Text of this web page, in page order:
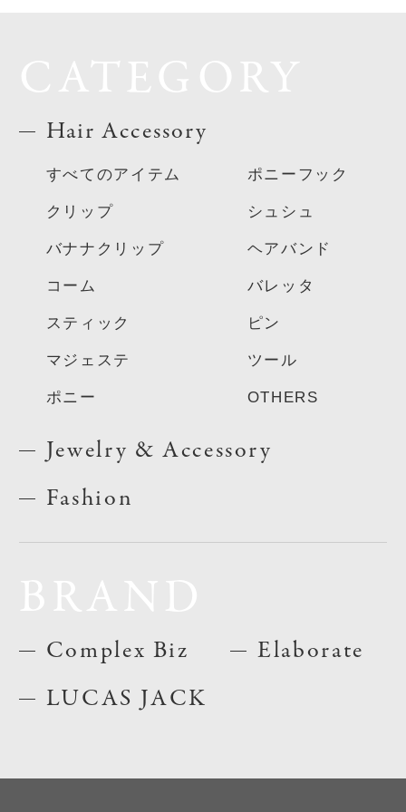
Hair Accessory
すべてのアイテム
クリップ
バナナクリップ
コーム
スティック
マジェステ
ポニー
ポニーフック
シュシュ
ヘアバンド
バレッタ
ピン
ツール
OTHERS
Jewelry & Accessory
Fashion
Complex Biz
LUCAS JACK
Elaborate